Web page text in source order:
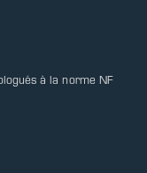
à la norme NF